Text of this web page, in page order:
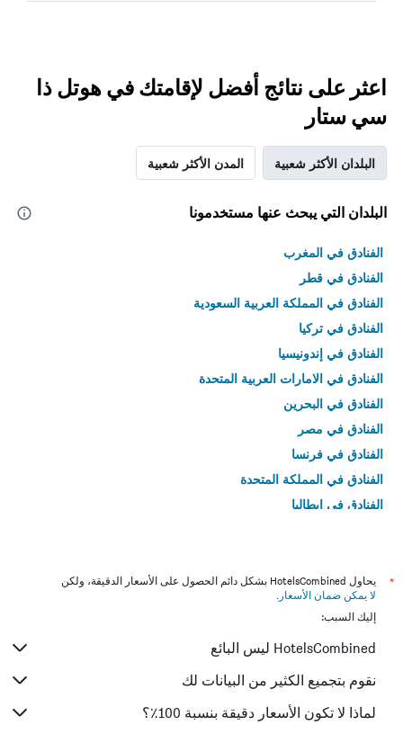
اعثر على نتائج أفضل لإقامتك في هوتل ذا
سي ستار
البلدان الأكثر شعبية المدن الأكثر شعبية
البلدان التي يبحث عنها مستخدمونا
الفنادق في المغرب
الفنادق في قطر
الفنادق في المملكة العربية السعودية
الفنادق في تركيا
الفنادق في إندونيسيا
الفنادق في الامارات العربية المتحدة
الفنادق في البحرين
الفنادق في مصر
الفنادق في فرنسا
الفنادق في المملكة المتحدة
الفنادق في إيطاليا
*
يحاول HotelsCombined بشكل دائم الحصول على الأسعار الدقيقة، ولكن
لا يمكن ضمان الأسعار .
إليك السبب:
HotelsCombined ليس البائع
نقوم بتجميع الكثير من البيانات لك
لماذا لا تكون الأسعار دقيقة بنسبة 100٪؟